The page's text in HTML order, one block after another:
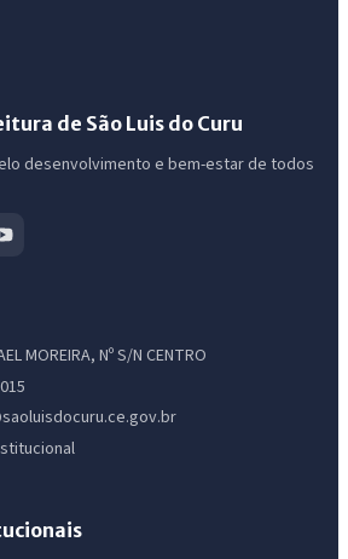
de São Luis do Curu
desenvolvimento e bem-estar de todos
MOREIRA, Nº S/N CENTRO